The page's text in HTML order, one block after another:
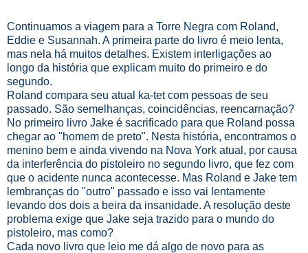
Continuamos a viagem para a Torre Negra com Roland,
Eddie e Susannah. A primeira parte do livro é meio lenta,
mas nela há muitos detalhes. Existem interligações ao
longo da história que explicam muito do primeiro e do
segundo.
Roland compara seu atual ka-tet com pessoas de seu
passado. São semelhanças, coincidências, reencarnação?
No primeiro livro Jake é sacrificado para que Roland possa
chegar ao "homem de preto". Nesta história, encontramos o
menino bem e ainda vivendo na Nova York atual, por causa
da interferência do pistoleiro no segundo livro, que fez com
que o acidente nunca acontecesse. Mas Roland e Jake tem
lembranças do "outro" passado e isso vai lentamente
levando dos dois a beira da insanidade. A resolução deste
problema exige que Jake seja trazido para o mundo do
pistoleiro, mas como?
Cada novo livro que leio me dá algo de novo para as